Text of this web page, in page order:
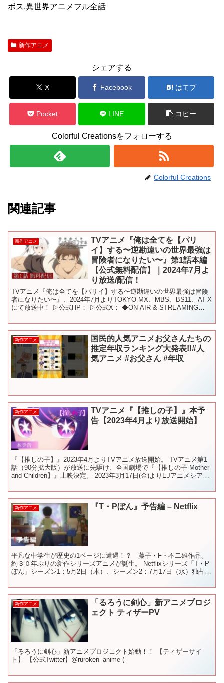
ボス,異世界アニメフル全話
新作アニメ
シェアする
X Facebook はてブ
Pocket LINE コピー
Colorful Creationsをフォローする
Colorful Creations
関連記事
新作アニメ
TVアニメ『俺は全てを【パリ
イ】する〜逆勘違いの世界最強は
冒険者になりたい〜』第1話本編
【公式無料配信】｜2024年7月よ
り放送/配信！
TVアニメ『俺は全てを【パリイ】する〜逆勘違いの世界最強は冒険
者になりたい〜』、2024年7月よりTOKYO MX、MBS、BS11、AT-X
にて放送中！ ▷公式HP： ▷公式X： ◆ON AIR & STREAMING
新作アニメ
国民的人気アニメお父さんたちの
推定年収ランキング大発表‼︎#人
気アニメ #お父さん #年収
新作アニメ
TVアニメ『【推しの子】』本予
告【2023年4月より放送開始】
『【推しの子】』2023年4月よりTVアニメ放送開始。 TVアニメ第1
話（90分拡大版）が放送に先駆け、全国劇場で『【推しの子 Mother
and Children】』上映決定。 2023年3月17日(金)よりEJアニメシアタ
新作アニメ 『T・Pぼん』予告編 – Netflix
平凡な中学生が歴史の1ページに遭遇！？ 藤子・F・不二雄作品、
約３０年ぶりの新作シリーズアニメが誕生。 Netflixシリーズ「T・P
ぼん」シーズン1：5月2日（木）、シーズン2：7月17日（水）独占配
新作アニメ
「るろうに剣心」新アニメプロジ
ェクト ティザーPV
「るろうに剣心」新アニメプロジェクト始動！！ 【ティザーサイ
ト】 【公式Twitter】@ruroken_anime (